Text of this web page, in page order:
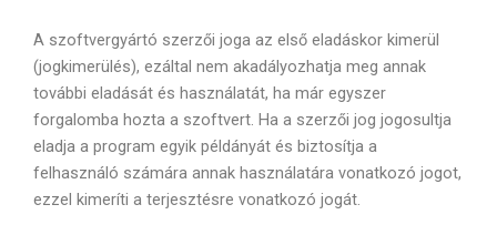
A szoftvergyártó szerzői joga az első eladáskor kimerül
(jogkimerülés), ezáltal nem akadályozhatja meg annak
további eladását és használatát, ha már egyszer
forgalomba hozta a szoftvert. Ha a szerzői jog jogosultja
eladja a program egyik példányát és biztosítja a
felhasználó számára annak használatára vonatkozó jogot,
ezzel kimeríti a terjesztésre vonatkozó jogát.